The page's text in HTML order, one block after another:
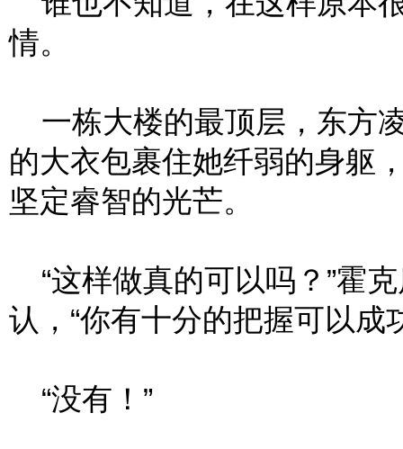
情。
一栋大楼的最顶层，东方
的大衣包裹住她纤弱的身躯
坚定睿智的光芒。
“这样做真的可以吗？”霍
认，“你有十分的把握可以成
“没有！”